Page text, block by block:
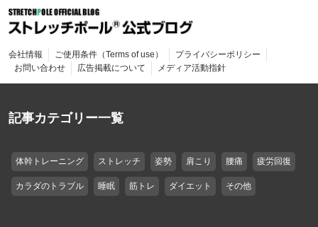
会社情報 ご使用条件（Terms of use）
プライバシーポリシー
お問い合わせ
広告掲載について メディア活動指針
記事カテゴリー一覧
体幹トレーニング ストレッチ 姿勢 肩こり 腰痛 疲労回復
カラダのトラブル 睡眠 筋トレ ダイエット その他